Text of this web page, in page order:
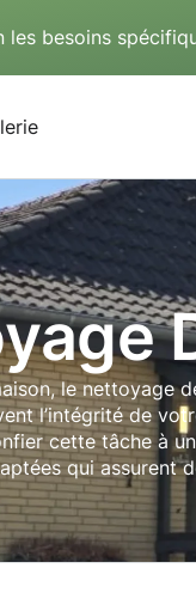
les besoins
le
l’intégrité de
cette tâche à
qui assurent